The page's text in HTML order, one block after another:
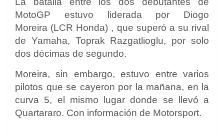
MotoGP estuvo liderada por Diogo
Moreira (LCR Honda) , que superó a su rival
de Yamaha, Toprak Razgatlioglu, por solo
dos décimas de segundo.
Moreira, sin embargo, estuvo entre varios
pilotos que se cayeron por la mañana, en la
curva 5, el mismo lugar donde se llevó a
Quartararo. Con información de Motorsport.